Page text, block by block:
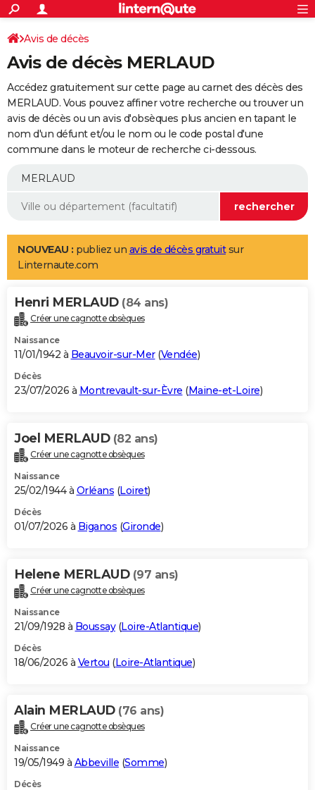
ACTUALITÉS
Politique
Société
Faits Divers
Education
Monde
Villes
+
SPORT
Coupe du monde 2026
Football
Tennis
Cyclisme
Rugby
Forum
Programme TV
TNT
Streaming
Cinéma
Sorties cinéma
Musique
+
FINANCE
Retraite
Epargne
Immobilier
Risques naturels par ville
Banque
Assurance
AUTO
Essais
Réserver un essai
Citadines
Berlines
SUV
Forum auto
+
Mobiles
Meilleur smartphone
Internet
Ordinateurs
Jeux vidéo
Guide high-tech
Aménagement intérieur
LIFESTYLE
Art de vivre
Bien-être
Loisirs
Mode
Modes de vie
Alimentation
Guide de la santé
Maladies
Médicaments
Sommeil
VOYAGE
Destinations
City break
Voyage nature
Voyage de noces
Forum
Climat
+PHOTO
GUIDES D'ACHAT
BONS PLANS
Carte de Noël
Carte Bonne année
Carte Saint-Valentin
Carte Pâques
Carte d'anniversaire
DICTIONNAIRE
Dictionnaire
Biographies
Citations
Expressions
Proverbes
PROGRAMME TV
S'inscrire
Se connecter
Lycées
Collèges
Primaires
Universités
Entreprises
Service militaire
Avis de recherche
AVIS DE DÉCÈS
Bricolage
Lifestyle
Culture
Sport
Auto
Television
Voyage
Cinema
Avis de décès
Avis de décès MERLAUD
Accédez gratuitement sur cette page au carnet des décès des
MERLAUD. Vous pouvez affiner votre recherche ou trouver un
avis de décès ou un avis d'obsèques plus ancien en tapant le
nom d'un défunt et/ou le nom ou le code postal d'une
commune dans le moteur de recherche ci-dessous.
NOUVEAU : publiez un avis de décès gratuitsur
Linternaute.com
Henri MERLAUD (84 ans)
Créer une cagnotte obsèques
Naissance
11/01/1942 à Beauvoir-sur-Mer(Vendée)
Décès
23/07/2026 à Montrevault-sur-Èvre (Maine-et-Loire)
Joel MERLAUD (82 ans)
Créer une cagnotte obsèques
Naissance
25/02/1944 à Orléans (Loiret)
Décès
01/07/2026 à Biganos (Gironde)
Helene MERLAUD (97 ans)
Créer une cagnotte obsèques
Naissance
21/09/1928 à Boussay(Loire-Atlantique)
Décès
18/06/2026 à Vertou (Loire-Atlantique)
Alain MERLAUD (76 ans)
Créer une cagnotte obsèques
Naissance
19/05/1949 à Abbeville (Somme)
Décès